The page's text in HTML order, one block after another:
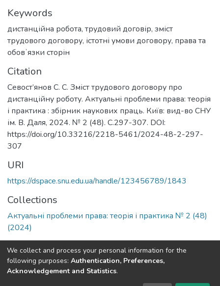
Keywords
дистанційна робота, трудовий договір, зміст
трудового договору, істотні умови договору, права та
обовʼязки сторін
Citation
Севост’янов С. С. Зміст трудового договору про
дистанційну роботу. Актуальні проблеми права: теорія
і практика : збірник наукових праць. Київ: вид-во СНУ
ім. В. Даля, 2024. № 2 (48). С.297-307. DOI:
https://doi.org/10.33216/2218-5461/2024-48-2-297-
307
URI
https://dspace.snu.edu.ua/handle/123456789/1843
Collections
Актуальні проблеми права: теорія і практика № 2 (48)
(2024)
Full item page
Dspace & Volodymyr Dahl East Ukrainian National University
We collect and process your personal information for the
following purposes: Authentication, Preferences,
Acknowledgement and Statistics.